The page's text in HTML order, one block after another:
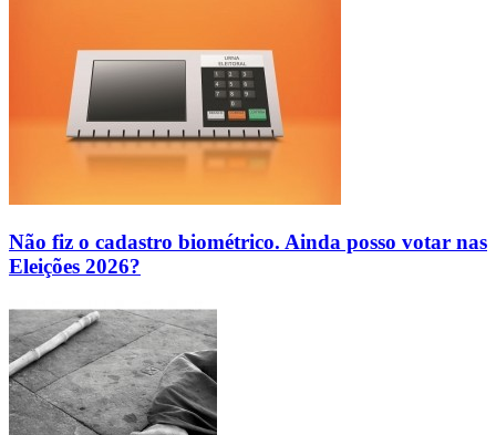
Não fiz o cadastro biométrico. Ainda posso votar nas
Eleições 2026?